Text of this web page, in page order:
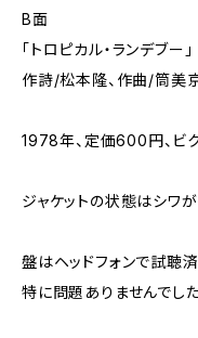
B面
「トロピカル・ランデブー」
作詩/松本隆、作曲/筒美
1978年、定価600円、ビ
ジャケットの状態はシワ
盤はヘッドフォンで試聴
特に問題ありませんでし